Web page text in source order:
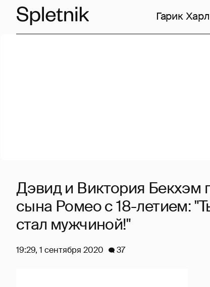
Гарик
Дэвид и Виктория Бекхэм
сына Ромео с 18-летием:
стал мужчиной!"
19:29, 1 сентября 2020 37